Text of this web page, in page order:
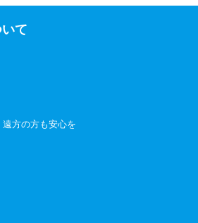
れて
て
方の方も安心を